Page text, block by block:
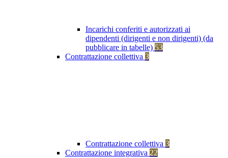
Incarichi conferiti e autorizzati ai
dipendenti (dirigenti e non dirigenti) (da
pubblicare in tabelle) 53
Contrattazione collettiva 3
Contrattazione collettiva 3
Contrattazione integrativa 22